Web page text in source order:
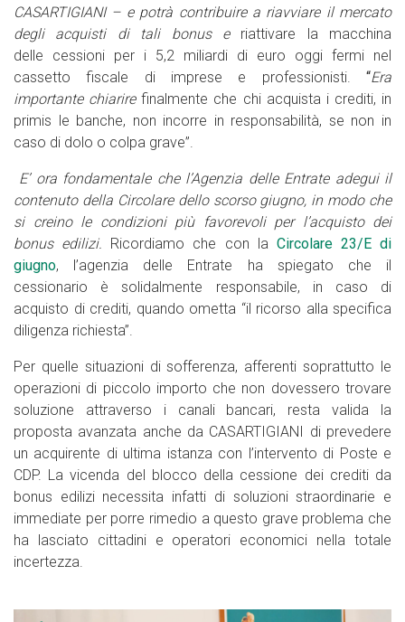
CASARTIGIANI – e potrà contribuire a riavviare il mercato
degli acquisti di tali bonus e riattivare la macchina
delle cessioni per i 5,2 miliardi di euro oggi fermi nel
cassetto fiscale di imprese e professionisti.
“Era
importante chiarirefinalmente che chi acquista i crediti, in
primis le banche, non incorre in responsabilità, se non in
caso di dolo o colpa grave”.
E’ ora fondamentale che l’Agenzia delle Entrate adegui il
contenuto della Circolare dello scorso giugno, in modo che
si creino le condizioni più favorevoli per l’acquisto dei
bonus edilizi.
Ricordiamo che con la Circolare 23/E di
giugno, l’agenzia delle Entrate ha spiegato che il
cessionario è solidalmente responsabile, in caso di
acquisto di crediti, quando ometta “il ricorso alla specifica
diligenza richiesta”.
Per quelle situazioni di sofferenza, afferenti soprattutto le
operazioni di piccolo importo che non dovessero trovare
soluzione attraverso i canali bancari, resta valida la
proposta avanzata anche da CASARTIGIANI di prevedere
un acquirente di ultima istanza con l’intervento di Poste e
CDP. La vicenda del blocco della cessione dei crediti da
bonus edilizi necessita infatti di soluzioni straordinarie e
immediate per porre rimedio a questo grave problema che
ha lasciato cittadini e operatori economici nella totale
incertezza.